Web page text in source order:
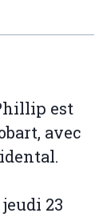
est
avec
23